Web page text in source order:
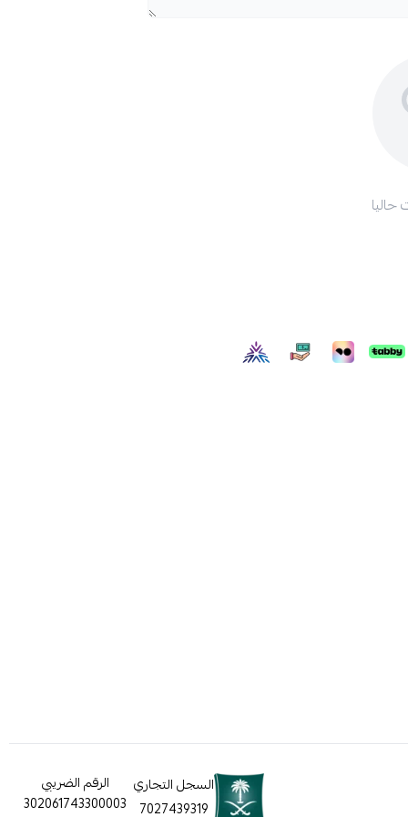
حاليا
السجل التجاري
7027439319
الرقم الضريبي
302061743300003